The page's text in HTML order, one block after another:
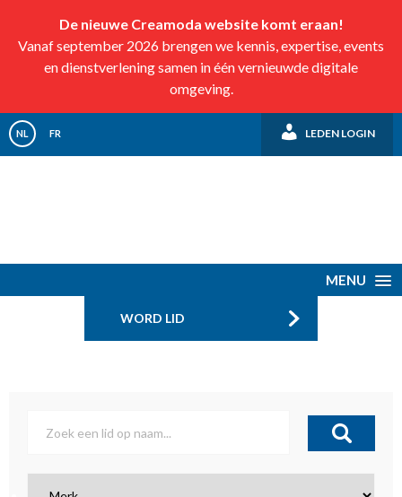
De nieuwe Creamoda website komt eraan!
Vanaf september 2026 brengen we kennis, expertise, events
en dienstverlening samen in één vernieuwde digitale
omgeving.
NL FR LEDEN LOGIN
MENU
WORD LID